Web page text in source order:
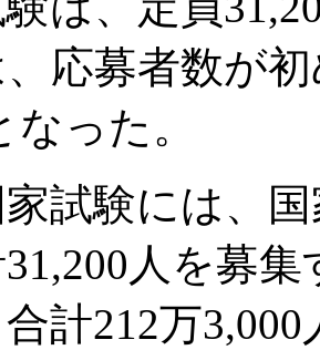
応募者数が
なった。
試験には、
人を募
計212万